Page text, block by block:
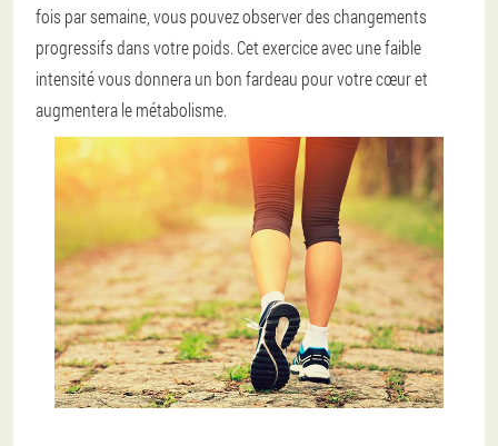
fois par semaine, vous pouvez observer des changements
progressifs dans votre poids. Cet exercice avec une faible
intensité vous donnera un bon fardeau pour votre cœur et
augmentera le métabolisme.